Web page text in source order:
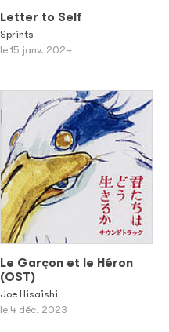
Letter to Self
Sprints
le 15 janv. 2024
Le Garçon et le Héron
(OST)
Joe Hisaishi
le 4 déc. 2023